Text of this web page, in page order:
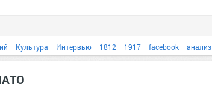
Культура Интервью 1812 1917 facebook анализ